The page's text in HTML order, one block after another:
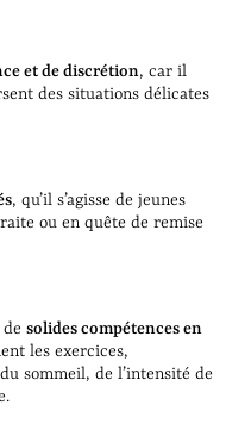
et de discrétion, car il
des situations délicates
, qu’il s’agisse de jeunes
ou en quête de remise
solides compétences en
les exercices,
sommeil, de l’intensité de